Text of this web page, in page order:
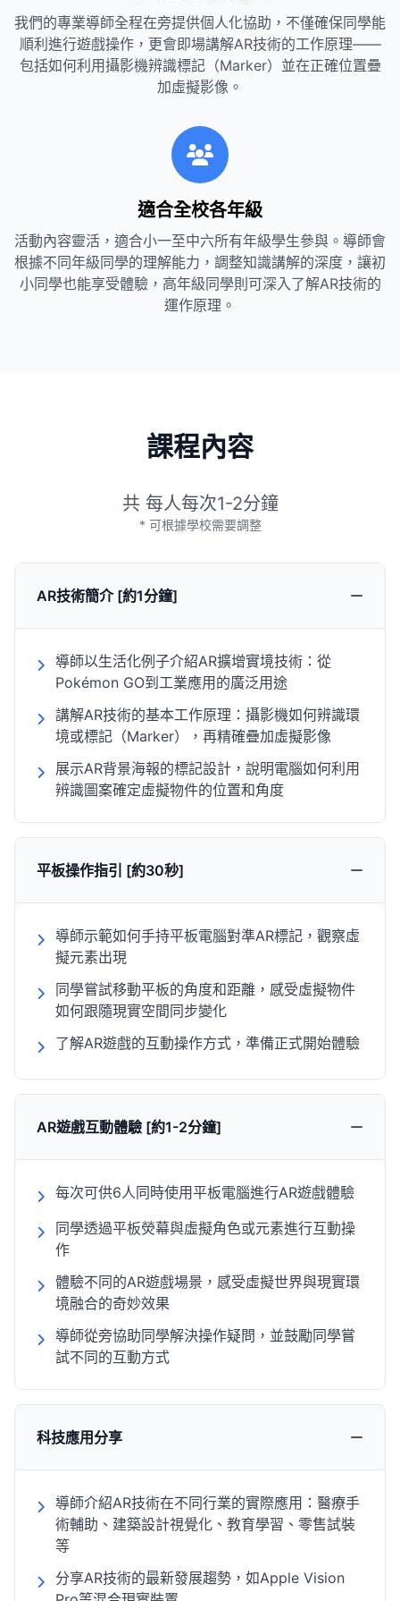
我們的專業導師全程在旁提供個人化協助，不僅確保同學能
順利進行遊戲操作，更會即場講解AR技術的工作原理——
包括如何利用攝影機辨識標記（Marker）並在正確位置疊
加虛擬影像。
適合全校各年級
活動內容靈活，適合小一至中六所有年級學生參與。導師會
根據不同年級同學的理解能力，調整知識講解的深度，讓初
小同學也能享受體驗，高年級同學則可深入了解AR技術的
運作原理。
課程內容
共 每人每次1-2分鐘
* 可根據學校需要調整
AR技術簡介 [約1分鐘]
導師以生活化例子介紹AR擴增實境技術：從
Pokémon GO到工業應用的廣泛用途
講解AR技術的基本工作原理：攝影機如何辨識環
境或標記（Marker），再精確疊加虛擬影像
展示AR背景海報的標記設計，說明電腦如何利用
辨識圖案確定虛擬物件的位置和角度
平板操作指引 [約30秒]
導師示範如何手持平板電腦對準AR標記，觀察虛
擬元素出現
同學嘗試移動平板的角度和距離，感受虛擬物件
如何跟隨現實空間同步變化
了解AR遊戲的互動操作方式，準備正式開始體驗
AR遊戲互動體驗 [約1-2分鐘]
每次可供6人同時使用平板電腦進行AR遊戲體驗
同學透過平板熒幕與虛擬角色或元素進行互動操
作
體驗不同的AR遊戲場景，感受虛擬世界與現實環
境融合的奇妙效果
導師從旁協助同學解決操作疑問，並鼓勵同學嘗
試不同的互動方式
科技應用分享
導師介紹AR技術在不同行業的實際應用：醫療手
術輔助、建築設計視覺化、教育學習、零售試裝
等
分享AR技術的最新發展趨勢，如Apple Vision